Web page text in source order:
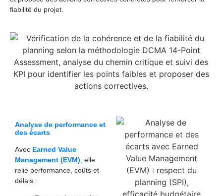
fiabilité du projet.
Analyse de performance et
des écarts
Avec Earned Value
Management (EVM) , elle
relie performance, coûts et
délais :